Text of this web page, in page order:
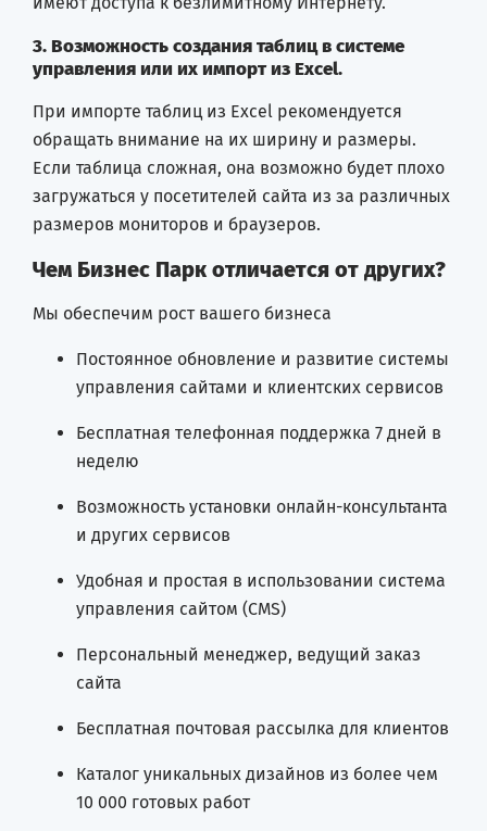
3. Возможность создания таблиц в системе
управления или их импорт из Excel.
При импорте таблиц из Excel рекомендуется
обращать внимание на их ширину и размеры.
Если таблица сложная, она возможно будет плохо
загружаться у посетителей сайта из за различных
размеров мониторов и браузеров.
Чем Бизнес Парк отличается от других?
Мы обеспечим рост вашего бизнеса
Постоянное обновление и развитие системы
управления сайтами и клиентских сервисов
Бесплатная телефонная поддержка 7 дней в
неделю
Возможность установки онлайн-консультанта
и других сервисов
Удобная и простая в использовании система
управления сайтом (CMS)
Персональный менеджер, ведущий заказ
сайта
Бесплатная почтовая рассылка для клиентов
Каталог уникальных дизайнов из более чем
10 000 готовых работ